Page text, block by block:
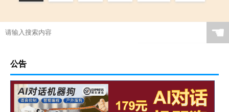
☚
公告